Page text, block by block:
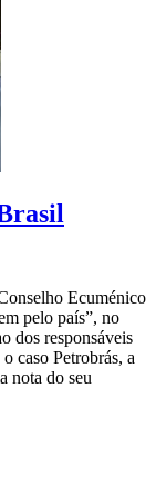
Ecuménico
pelo país”, no
dos responsáveis
caso Petrobrás, a
nota do seu